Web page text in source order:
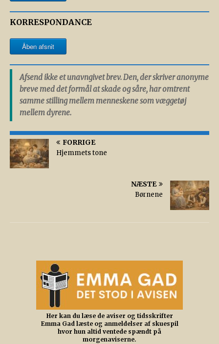
KORRESPONDANCE
Åben afsnit
Afsend ikke et unavngivet brev. Den, der skriver anonyme
breve med det formål at skade og såre, har omtrent
samme stilling mellem menneskene som væggetøj
mellem dyrene.
FORRIGE
Hjemmets tone
NÆSTE
Børnene
Her kan du læse de aviser og tidsskrifter
Emma Gad læste og anmeldelser af skuespil
hvor hun altid ventede spændt på
morgenaviserne.